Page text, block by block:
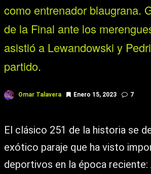
como entrenador blaugrana.
de la Final ante los
asistió a Lewandowski y
partido.
Omar Talavera Enero 15, 2023 7
El clásico 251 de la historia se
exótico paraje que ha visto
deportivos en la época reciente: